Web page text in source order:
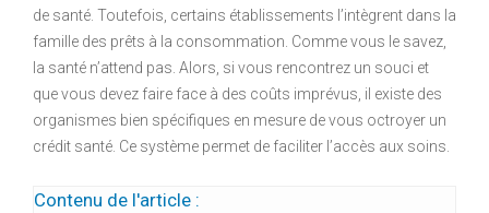
de santé. Toutefois, certains établissements l’intègrent dans la
famille des prêts à la consommation. Comme vous le savez,
la santé n’attend pas. Alors, si vous rencontrez un souci et
que vous devez faire face à des coûts imprévus, il existe des
organismes bien spécifiques en mesure de vous octroyer un
crédit santé. Ce système permet de faciliter l’accès aux soins.
Contenu de l'article :